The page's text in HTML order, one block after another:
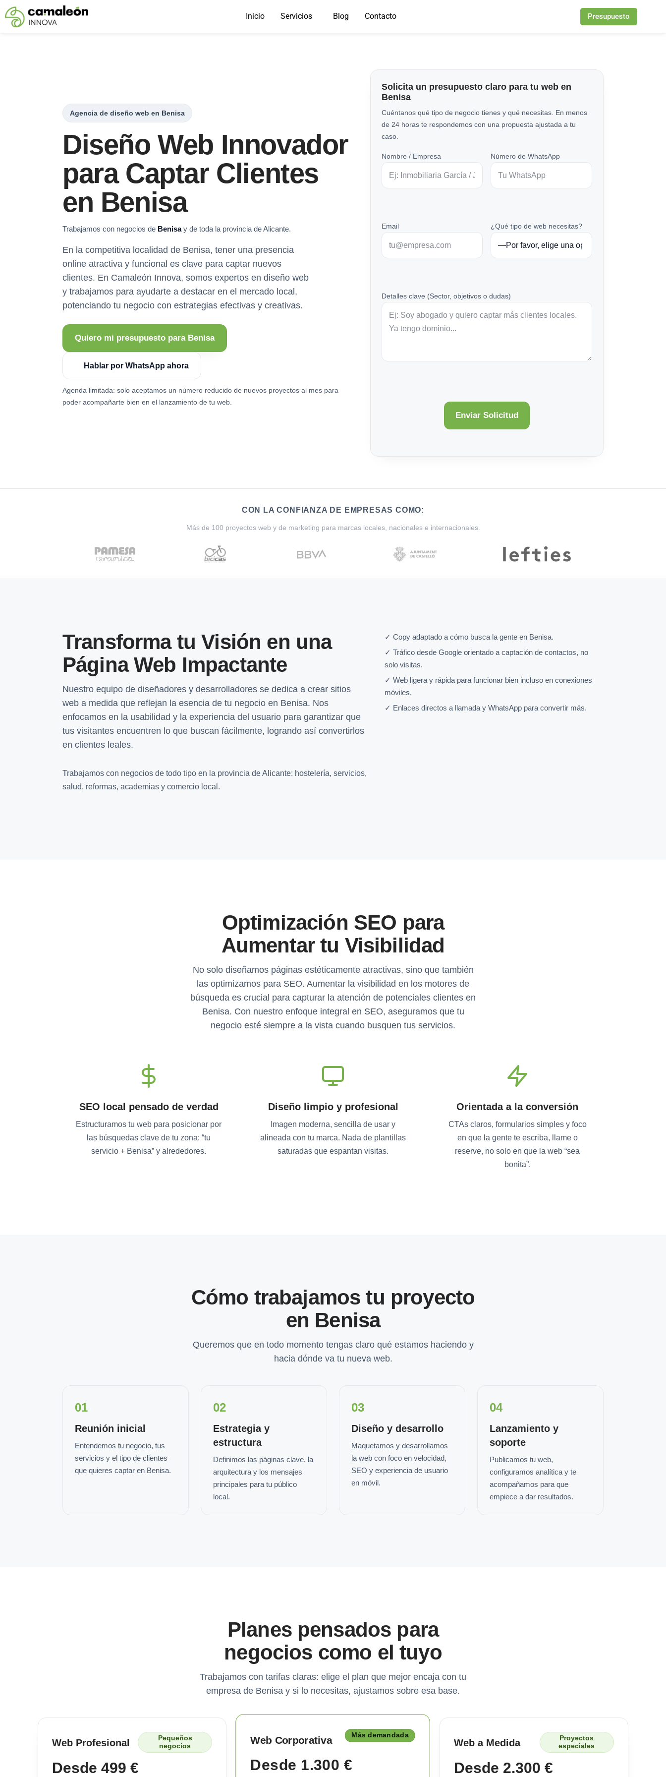
Saltar
Inicio Servicios Blog Contacto Presupuesto
Agencia de diseño web en Benisa
Diseño Web Innovador
para Captar Clientes
en Benisa
Trabajamos con negocios de Benisay de toda la provincia de Alicante.
En la competitiva localidad de Benisa, tener una presencia
online atractiva y funcional es clave para captar nuevos
clientes. En Camaleón Innova, somos expertos en diseño web
y trabajamos para ayudarte a destacar en el mercado local,
potenciando tu negocio con estrategias efectivas y creativas.
Quiero mi presupuesto para Benisa
Hablar por WhatsApp ahora
Agenda limitada: solo aceptamos un número reducido de nuevos proyectos al mes para
poder acompañarte bien en el lanzamiento de tu web.
Solicita un presupuesto claro para tu web en
Benisa
Cuéntanos qué tipo de negocio tienes y qué necesitas. En menos
de 24 horas te respondemos con una propuesta ajustada a tu
caso.
Nombre / Empresa Número de WhatsApp
Email ¿Qué tipo de web necesitas?
Detalles clave (Sector, objetivos o dudas)
CON LA CONFIANZA DE EMPRESAS COMO:
Más de 100 proyectos web y de marketing para marcas locales, nacionales e internacionales.
Transforma tu Visión en una
Página Web Impactante
Nuestro equipo de diseñadores y desarrolladores se dedica a crear sitios
web a medida que reflejan la esencia de tu negocio en Benisa. Nos
enfocamos en la usabilidad y la experiencia del usuario para garantizar que
tus visitantes encuentren lo que buscan fácilmente, logrando así convertirlos
en clientes leales.
Trabajamos con negocios de todo tipo en la provincia de Alicante: hostelería, servicios,
salud, reformas, academias y comercio local.
✓ Copy adaptado a cómo busca la gente en Benisa.
✓ Tráfico desde Google orientado a captación de contactos, no
solo visitas.
✓ Web ligera y rápida para funcionar bien incluso en conexiones
móviles.
✓ Enlaces directos a llamada y WhatsApp para convertir más.
Optimización SEO para
Aumentar tu Visibilidad
No solo diseñamos páginas estéticamente atractivas, sino que también
las optimizamos para SEO. Aumentar la visibilidad en los motores de
búsqueda es crucial para capturar la atención de potenciales clientes en
Benisa. Con nuestro enfoque integral en SEO, aseguramos que tu
negocio esté siempre a la vista cuando busquen tus servicios.
SEO local pensado de verdad
Estructuramos tu web para posicionar por
las búsquedas clave de tu zona: “tu
servicio + Benisa” y alrededores.
Diseño limpio y profesional
Imagen moderna, sencilla de usar y
alineada con tu marca. Nada de plantillas
saturadas que espantan visitas.
Orientada a la conversión
CTAs claros, formularios simples y foco
en que la gente te escriba, llame o
reserve, no solo en que la web “sea
bonita”.
Cómo trabajamos tu proyecto
en Benisa
Queremos que en todo momento tengas claro qué estamos haciendo y
hacia dónde va tu nueva web.
01
Reunión inicial
Entendemos tu negocio, tus
servicios y el tipo de clientes
que quieres captar en Benisa.
02
Estrategia y
estructura
Definimos las páginas clave, la
arquitectura y los mensajes
principales para tu público
local.
03
Diseño y desarrollo
Maquetamos y desarrollamos
la web con foco en velocidad,
SEO y experiencia de usuario
en móvil.
04
Lanzamiento y
soporte
Publicamos tu web,
configuramos analítica y te
acompañamos para que
empiece a dar resultados.
Planes pensados para
negocios como el tuyo
Trabajamos con tarifas claras: elige el plan que mejor encaja con tu
empresa de Benisa y si lo necesitas, ajustamos sobre esa base.
Web Profesional
Pequeños
negocios
Desde 499 €
Web Corporativa Más demandada
Desde 1.300 €
Web a Medida
Proyectos
especiales
Desde 2.300 €